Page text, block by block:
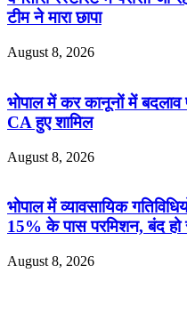
टीम ने मारा छापा
August 8, 2026
भोपाल में कर कानूनों में
CA हुए शामिल
August 8, 2026
भोपाल में व्यावसायिक
15% के पास परमिशन, बंद
August 8, 2026